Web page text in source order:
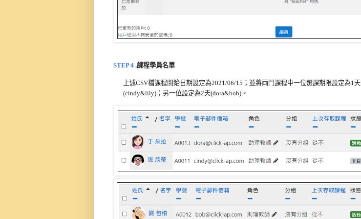
STEP 4 .課程學員名單
上述CSV檔課程開始日期設定為2021/06/15； 並將兩門課程中一位選課期限設定為1天
(cindy&lily)；另一位設定為2天(dora&bob) 。